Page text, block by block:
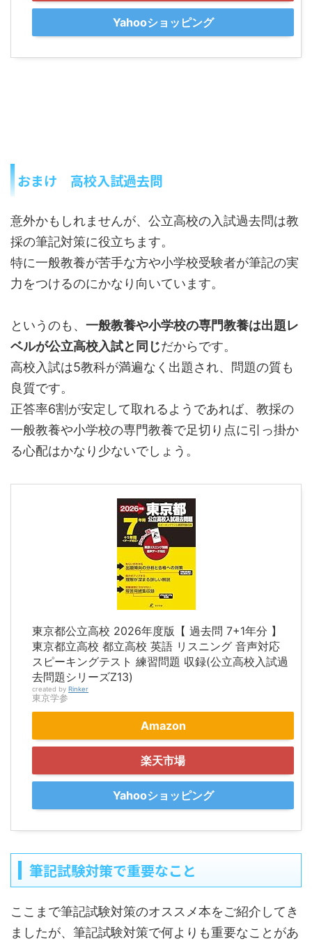
Yahooショッピング
おまけ 高校入試過去問
意外かもしれませんが、公立高校の入試過去問は教
採の筆記対策に役立ちます。
特に一般教養が苦手な方や小学校受験者が筆記の実
力をつけるのにかなり向いています。
というのも、 一般教養や小学校の専門教養は出題レ
ベルが公立高校入試と同じだからです。
高校入試は5教科が満遍なく出題され、問題の質も
良質です。
正答率6割が安定して取れるようであれば、教採の
一般教養や小学校の専門教養で足切り点に引っ掛か
る心配はかなり少ないでしょう。
東京都公立高校 2026年度版【 過去問 7+1年分 】
東京都立高校 都立高校 英語 リスニング 音声対応
スピーキングテスト 練習問題 収録(公立高校入試過
去問題シリーズZ13)
created by Rinker
東京学参
Amazon
楽天市場
Yahooショッピング
筆記試験対策で重要なこと
ここまで筆記試験対策のオススメ本をご紹介してき
ましたが、筆記試験対策で何よりも重要なことがあ